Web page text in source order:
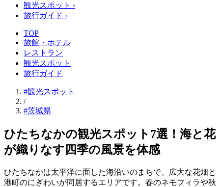
観光スポット ›
旅行ガイド ›
TOP
旅館・ホテル
レストラン
観光スポット
旅行ガイド
#観光スポット
/
#茨城県
ひたちなかの観光スポット7選！海と花
が織りなす四季の風景を体感
ひたちなかは太平洋に面した海沿いのまちで、広大な花畑と
港町のにぎわいが同居するエリアです。春のネモフィラや秋